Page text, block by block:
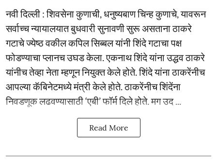
नवी दिल्ली : शिवसेना कुणाची, धनुष्यबाण चिन्ह कुणाचे, यावरून
सर्वाच्च न्यायालयात बुधवारी सुनावणी सुरू असताना ठाकरे
गटाचे ज्येष्ठ वकील कपिल सिब्बल यांनी शिंदे गटाचा पक्ष
फोडण्याचा प्लानच उघड केला. एकनाथ शिंदे यांना उद्धव ठाकरे
यांनीच तेव्हा नेता म्हणून नियुक्त केले होते. शिंदे यांना ठाकरेंनीच
आपल्या कॅबिनेटमध्ये मंत्री केले होते. ठाकरेंनीच शिंदेंना
निवडणूक लढवण्यासाठी ‘एबी’ फॉर्म दिले होते. मग उद ...
Read More